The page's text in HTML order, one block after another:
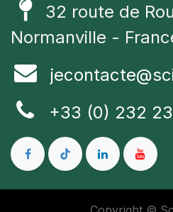
32 route de
Normanville -
+33 (0) 232